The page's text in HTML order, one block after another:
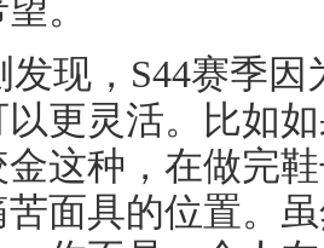
。
发现，S44赛季
更灵活。比如
这种，在做完
苦面具的位置。